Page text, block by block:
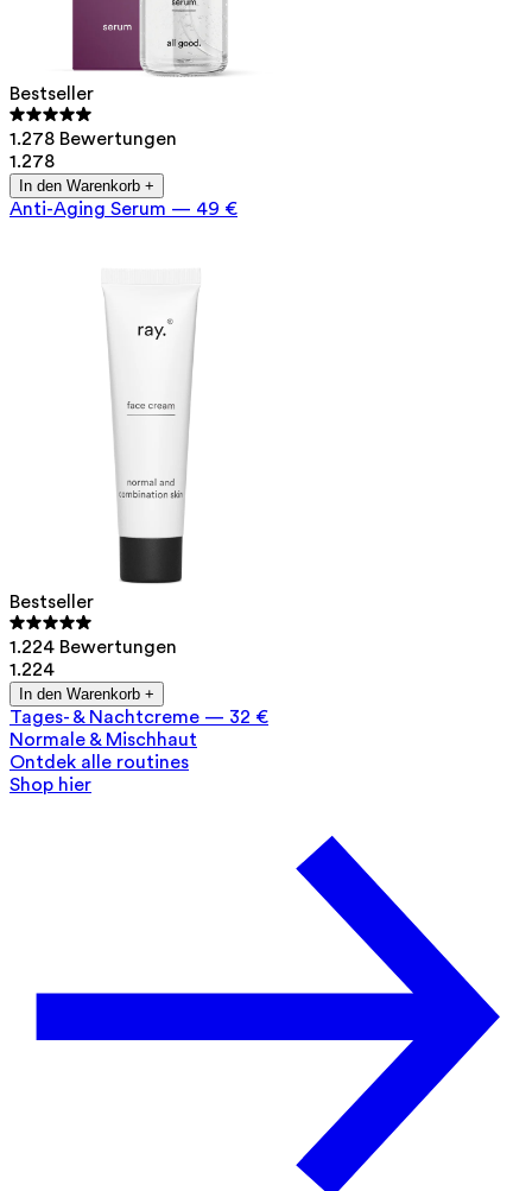
Bestseller
1.278 Bewertungen
1.278
In den Warenkorb +
Anti-Aging Serum — 49 €
Bestseller
1.224 Bewertungen
1.224
In den Warenkorb +
Tages- & Nachtcreme — 32 €
Normale & Mischhaut
Ontdek alle routines
Shop hier